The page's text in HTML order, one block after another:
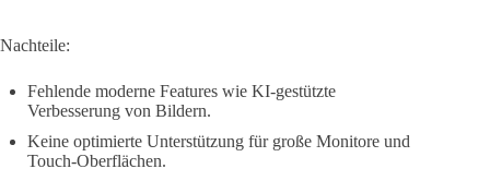
Nachteile:
Fehlende moderne Features wie KI-gestützte
Verbesserung von Bildern.
Keine optimierte Unterstützung für große Monitore und
Touch-Oberflächen.